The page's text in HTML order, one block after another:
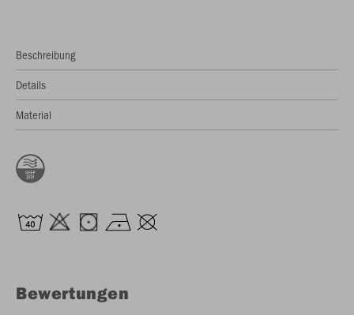
Beschreibung
Details
Material
Bewertungen